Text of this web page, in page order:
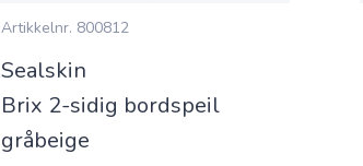
Artikkelnr. 800812
Sealskin
Brix 2-sidig bordspeil
gråbeige